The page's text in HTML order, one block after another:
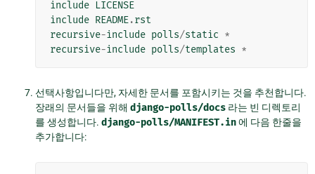
include LICENSE
include README.rst
recursive-include polls/static *
recursive-include polls/templates *
선택사항입니다만, 자세한 문서를 포함시키는 것을 추천합니다.
장래의 문서들을 위해 django-polls/docs 라는 빈 디렉토리
를 생성합니다. django-polls/MANIFEST.in에 다음 한줄을
추가합니다: